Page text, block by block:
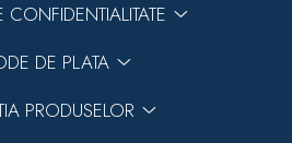
CONFIDENTIALITATE
DE PLATA
PRODUSELOR